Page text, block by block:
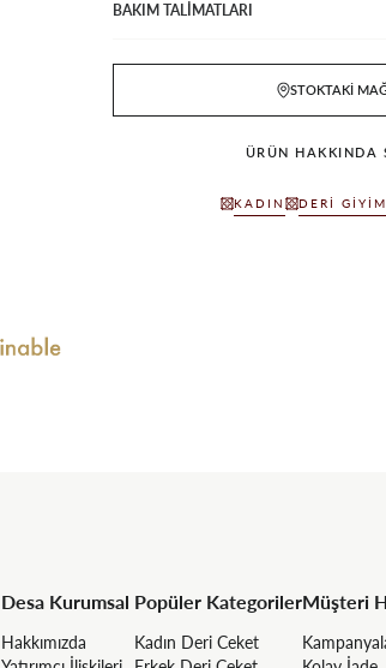
BAKIM TALİMATLARI
STOKTAKI
ÜRÜN HAKKINDA
KADIN DERI GIYIM
Desa Kurumsal
Hakkımızda
Popüler Kategoriler
Kadın Deri Ceket
Müşteri